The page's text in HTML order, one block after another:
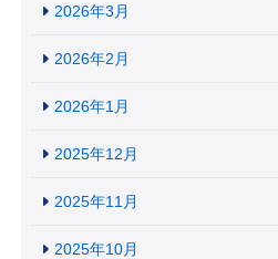
2026年3月
2026年2月
2026年1月
2025年12月
2025年11月
2025年10月